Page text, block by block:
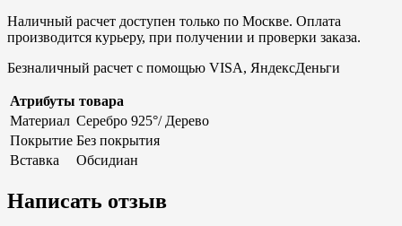
Наличный расчет доступен только по Москве. Оплата
производится курьеру, при получении и проверки заказа.
Безналичный расчет с помощью VISA, ЯндексДеньги
Атрибуты товара
Материал Серебро 925°/ Дерево
Покрытие Без покрытия
Вставка
Обсидиан
Написать отзыв